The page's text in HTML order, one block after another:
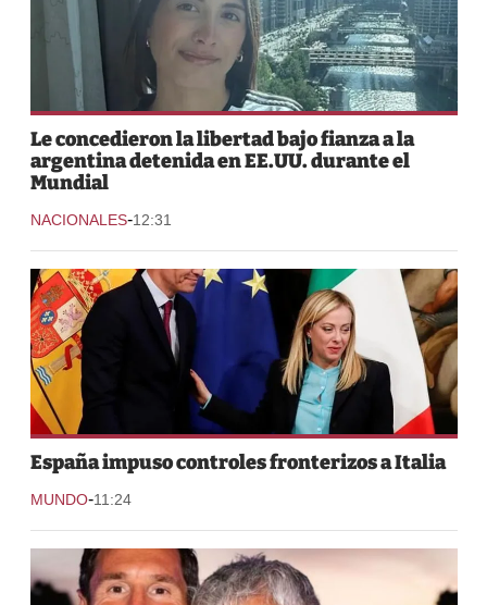
Le concedieron la libertad bajo fianza a la
argentina detenida en EE.UU. durante el
Mundial
NACIONALES-12:31
España impuso controles fronterizos a Italia
MUNDO-11:24